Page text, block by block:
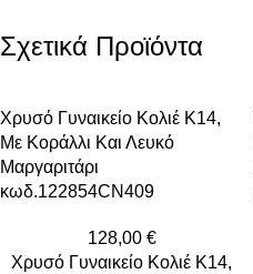
Σχετικά Προϊόντα
Χρυσό Γυναικείο Κολιέ Κ14,
Με Κοράλλι Και Λευκό
Μαργαριτάρι
κωδ.122854CN409
128,00 €
Χρυσό Γυναικείο Κολιέ Κ14,